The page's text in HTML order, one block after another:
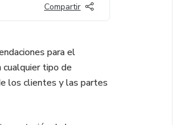
Compartir
para el
tipo de
los clientes y las partes